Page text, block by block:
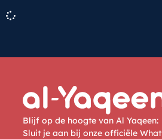
Blijf op de hoogte van Al Yaqeen:
Sluit je aan bij onze officiële